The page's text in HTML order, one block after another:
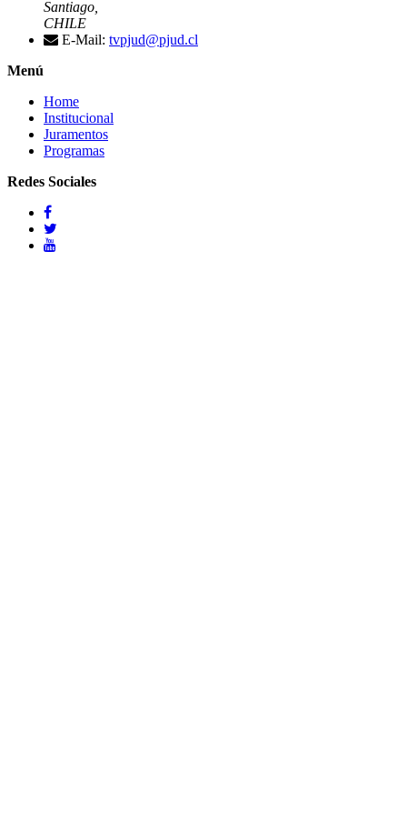
Santiago,
CHILE
E-Mail: tvpjud@pjud.cl
Menú
Home
Institucional
Juramentos
Programas
Redes Sociales